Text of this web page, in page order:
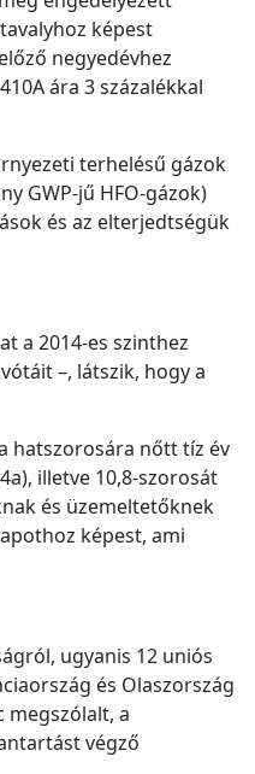
képest
negyedévhez
ára 3 százalékkal
terhelésű gázok
GWP-jű HFO-gázok)
és az elterjedtségük
a 2014-es szinthez
–, látszik, hogy a
hatszorosára nőtt tíz év
illetve 10,8-szorosát
és üzemeltetőknek
képest, ami
ugyanis 12 uniós
és Olaszország
megszólalt, a
végző